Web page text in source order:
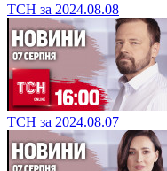
ТСН за 2024.08.08
ТСН за 2024.08.07